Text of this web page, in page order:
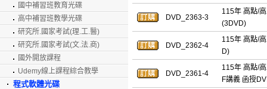
國中補習班教育光碟
高中補習班教學光碟
研究所.國家考試(理.工.醫)
研究所.國家考試(文.法.商)
國外開放課程
Udemy線上課程綜合教學
程式軟體光碟
DVD_2363-3
115年 高點/
(3DVD)
DVD_2362-4
115年 高點/
D)
DVD_2361-4
115年 高點/
F講義 函授